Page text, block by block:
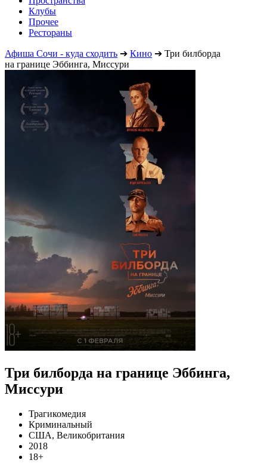
Клубы
Прочее
Рестораны
Афиша Сочи - куда сходить ➔ Кино ➔ Три билборда
на границе Эббинга, Миссури
Три билборда на границе Эббинга,
Миссури
Трагикомедия
Криминальный
США, Великобритания
2018
18+